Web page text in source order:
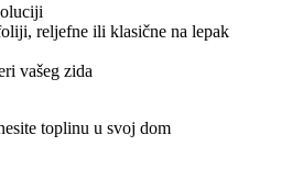
reljefne ili klasične na lepak
vašeg zida
toplinu u svoj dom